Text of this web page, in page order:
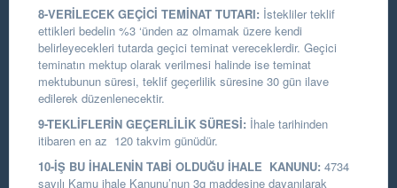
8-VERİLECEK GEÇİCİ TEMİNAT TUTARI: İstekliler teklif
ettikleri bedelin %3 ‘ünden az olmamak üzere kendi
belirleyecekleri tutarda geçici teminat vereceklerdir. Geçici
teminatın mektup olarak verilmesi halinde ise teminat
mektubunun süresi, teklif geçerlilik süresine 30 gün ilave
edilerek düzenlenecektir.
9-TEKLİFLERİN GEÇERLİLİK SÜRESİ: İhale tarihinden
itibaren en az 120 takvim günüdür.
10-İŞ BU İHALENİN TABİ OLDUĞU İHALE KANUNU: 4734
sayılı Kamu ihale Kanunu’nun 3g maddesine dayanılarak